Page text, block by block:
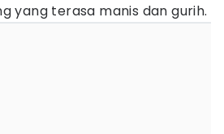
yang terasa manis dan gurih.